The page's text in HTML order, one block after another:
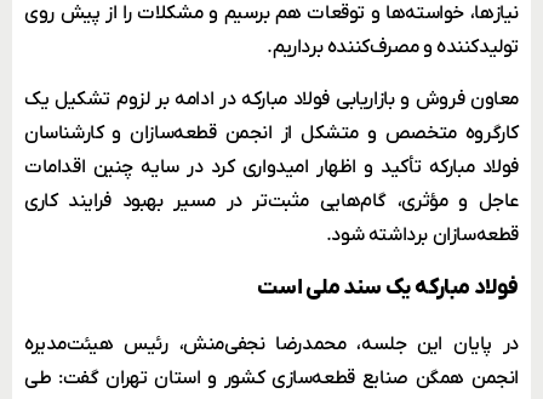
نیازها، خواسته‌ها و توقعات هم برسیم و مشکلات را از پیش روی
تولیدکننده و مصرف‌کننده برداریم.
معاون فروش و بازاریابی فولاد مبارکه در ادامه بر لزوم تشکیل یک
کارگروه متخصص و متشکل از انجمن قطعه‌سازان و کارشناسان
فولاد مبارکه تأکید و اظهار امیدواری کرد در سایه چنین اقدامات
عاجل و مؤثری، گام‌هایی مثبت‌تر در مسیر بهبود فرایند کاری
قطعه‌سازان برداشته شود.
فولاد مبارکه یک سند ملی است
در پایان این جلسه، محمدرضا نجفی‌منش، رئیس هیئت‌مدیره
انجمن همگن صنایع قطعه‌سازی کشور و استان تهران گفت: طی